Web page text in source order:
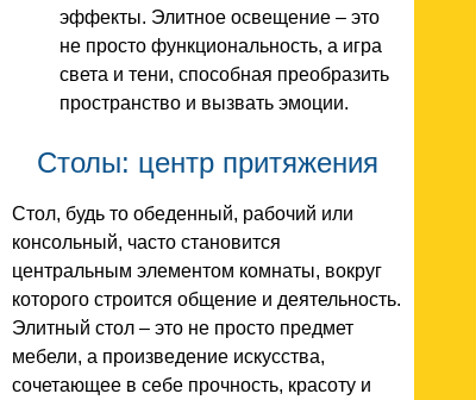
эффекты. Элитное освещение – это
не просто функциональность, а игра
света и тени, способная преобразить
пространство и вызвать эмоции.
Столы: центр притяжения
Стол, будь то обеденный, рабочий или
консольный, часто становится
центральным элементом комнаты, вокруг
которого строится общение и деятельность.
Элитный стол – это не просто предмет
мебели, а произведение искусства,
сочетающее в себе прочность, красоту и